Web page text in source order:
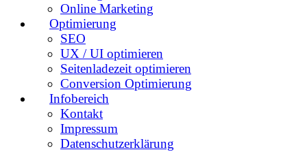
Online Marketing
Optimierung
SEO
UX / UI optimieren
Seitenladezeit optimieren
Conversion Optimierung
Infobereich
Kontakt
Impressum
Datenschutzerklärung